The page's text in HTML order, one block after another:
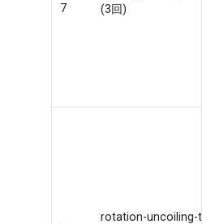
7
(3回)
rotation-uncoiling-tilt